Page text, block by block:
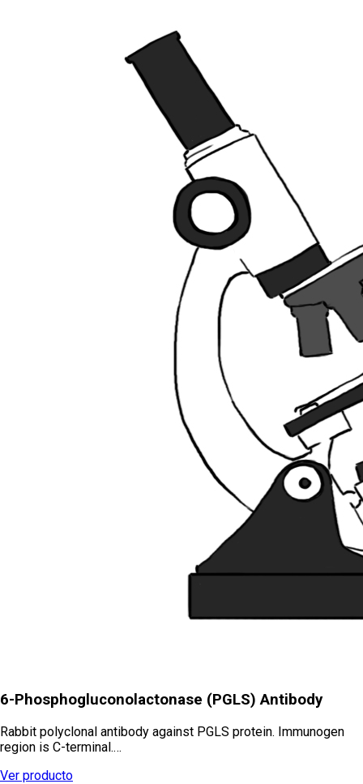
6-Phosphogluconolactonase (PGLS) Antibody
Rabbit polyclonal antibody against PGLS protein. Immunogen
region is C-terminal.…
Ver producto